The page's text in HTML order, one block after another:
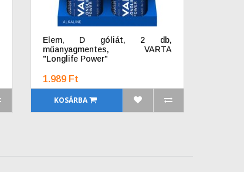
Elem, D góliát, 2 db,
műanyagmentes, VARTA
"Longlife Power"
1.989 Ft
KOSÁRBA